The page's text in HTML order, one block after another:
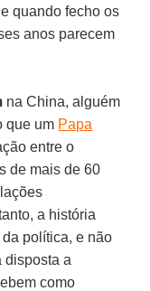
quando fecho os
anos parecem
na China, alguém
que um Papa
entre o
de mais de 60
a história
política, e não
disposta a
como